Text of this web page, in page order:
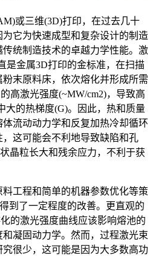
或三维(3D)打印，在过去几十
它为快速成型和复杂设计的制造
统制造技术的卓越力学性能。激
是金属3D打印的金标准，在扫描
末原料床，依次熔化并形成所需
高激光强度(~MW/cm2)，导致高
大的热梯度(G)。因此，热和质量
流动动力学和反复加热冷却循环
这可能会不利地导致缺陷和孔
晶粒长大和残余应力，不利于获
工程和简单的机器参数优化等策
到了一定程度的改善。更直观的
的激光强度曲线应该影响熔池的
凝固动力学。然而，过程激光束
很少，这可能是因为大多数高功